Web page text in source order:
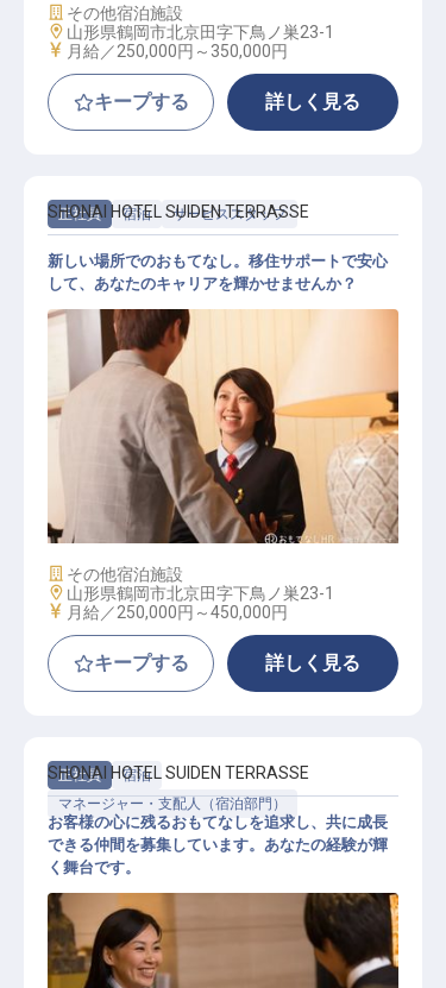
施設業態
その他宿泊施設
勤務地
山形県鶴岡市北京田字下鳥ノ巣23-1
給与
月給／250,000円～ 350,000円
キープする 詳しく見る
正社員 宿泊 サービススタッフ
サービススタッフ
SHONAI HOTEL SUIDEN TERRASSE
新しい場所でのおもてなし。移住サポートで安心
して、あなたのキャリアを輝かせませんか？
施設業態
その他宿泊施設
勤務地
山形県鶴岡市北京田字下鳥ノ巣23-1
給与
月給／250,000円～450,000円
キープする 詳しく見る
正社員
宿泊
マネージャー・支配人（宿泊部門）
SHONAI HOTEL SUIDEN TERRASSE
お客様の心に残るおもてなしを追求し、共に成長
できる仲間を募集しています。あなたの経験が輝
く舞台です。